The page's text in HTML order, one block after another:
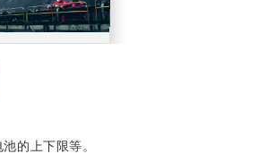
的上下限等。